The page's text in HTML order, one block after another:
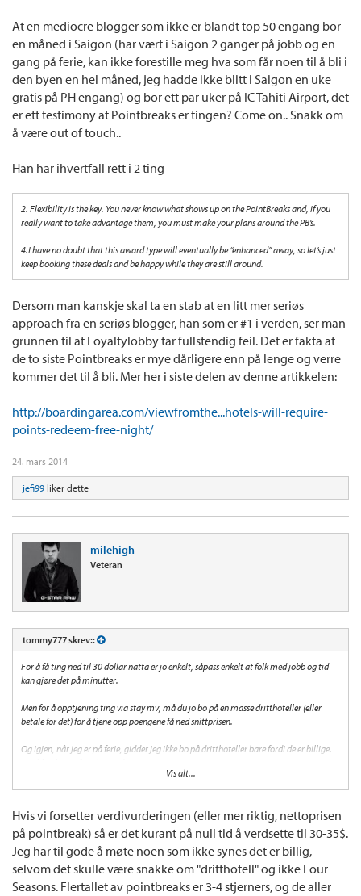
At en mediocre blogger som ikke er blandt top 50 engang bor
en måned i Saigon (har vært i Saigon 2 ganger på jobb og en
gang på ferie, kan ikke forestille meg hva som får noen til å bli i
den byen en hel måned, jeg hadde ikke blitt i Saigon en uke
gratis på PH engang) og bor ett par uker på IC Tahiti Airport, det
er ett testimony at Pointbreaks er tingen? Come on.. Snakk om
å være out of touch..
Han har ihvertfall rett i 2 ting
2. Flexibility is the key. You never know what shows up on the PointBreaks and, if you
really want to take advantage them, you must make your plans around the PB’s.
4.I have no doubt that this award type will eventually be “enhanced” away, so let’s just
keep booking these deals and be happy while they are still around.
Dersom man kanskje skal ta en stab at en litt mer seriøs
approach fra en seriøs blogger, han som er #1 i verden, ser man
grunnen til at Loyaltylobby tar fullstendig feil. Det er fakta at
de to siste Pointbreaks er mye dårligere enn på lenge og verre
kommer det til å bli. Mer her i siste delen av denne artikkelen:
http://boardingarea.com/viewfromthe...hotels-will-require-
points-redeem-free-night/
24. mars 2014
jefi99 liker dette
milehigh
Veteran
tommy777 skrev::
For å få ting ned til 30 dollar natta er jo enkelt, såpass enkelt at folk med jobb og tid
kan gjøre det på minutter.
Men for å opptjening ting via stay mv, må du jo bo på en masse dritthoteller (eller
betale for det) for å tjene opp poengene få ned snittprisen.
Og igjen, når jeg er på ferie, gidder jeg ikke bo på dritthoteller bare fordi de er billige.
Om du er villig til å reise i F for å bo to uker på ett elendig IC i Tegucigalpa, kjør på. Du
Vis alt...
Hvis vi forsetter verdivurderingen (eller mer riktig, nettoprisen
på pointbreak) så er det kurant på null tid å verdsette til 30-35$.
Jeg har til gode å møte noen som ikke synes det er billig,
selvom det skulle være snakke om "dritthotell" og ikke Four
Seasons. Flertallet av pointbreaks er 3-4 stjerners, og de aller